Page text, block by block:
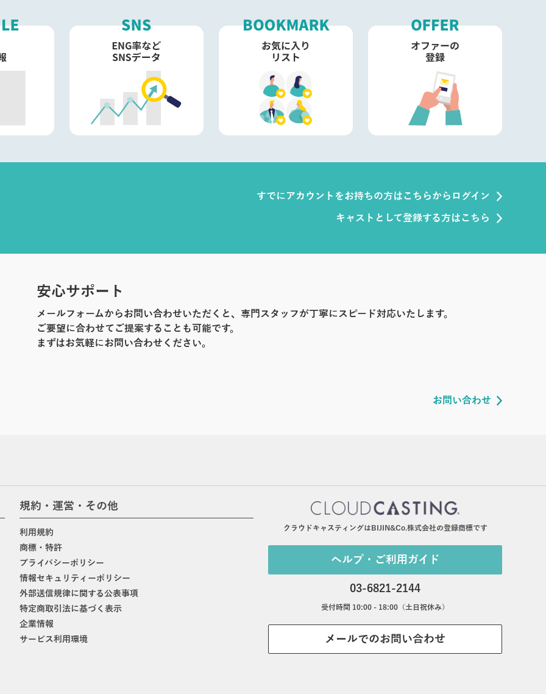
すでにアカウントをお持ちの方はこちらからログイン
キャストとして登録する方はこちら
安心サポート
メールフォームからお問い合わせいただくと、専門スタッフが丁寧にスピード対応いたします。
ご要望に合わせてご提案することも可能です。
まずはお気軽にお問い合わせください。
お問い合わせ
規約・運営・その他
利用規約
商標・特許
プライバシーポリシー
情報セキュリティーポリシー
外部送信規律に関する公表事項
特定商取引法に基づく表示
企業情報
サービス利用環境
クラウドキャスティングはBIJIN&Co.株式会社の登録商標です
ヘルプ・ご利用ガイド
03-6821-2144
受付時間 10:00 - 18:00（土日祝休み）
メールでのお問い合わせ